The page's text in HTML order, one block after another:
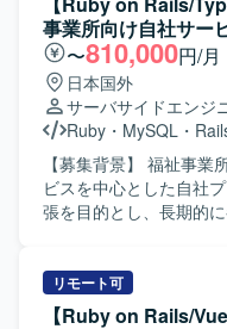
伴うシステム改善を行います。 【開発環境
ク : Ruby 3.2 / Rails 7.1
TypeScript 5.1 / Apollo
Figma など データベー
(ECS) バージョン管理 :
スク管理 : Slack,
事業所向け自社サー
〜810,000円/月
日本国外
サーバサイドエンジ
Ruby ・ MySQL ・
【募集背景】 福祉事業
ビスを中心とした自社
張を目的とし、長期的
開発をご担当いただき
スの開発チームに所属
リモート可
【Ruby on Rails/